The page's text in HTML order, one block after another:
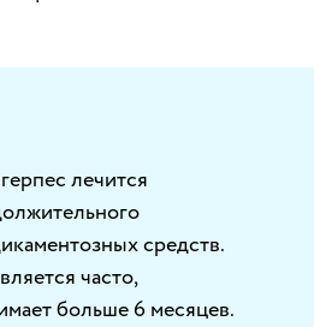
лечится
средств.
часто,
больше 6 месяцев.